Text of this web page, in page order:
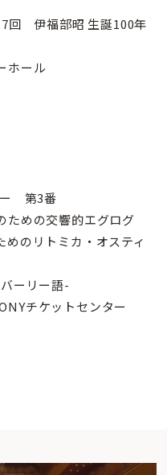
回 伊福部昭 生誕100年
ホール
ー 第3番
ための交響的エグログ
のリトミカ・オスティ
ーリー語-
チケットセンター